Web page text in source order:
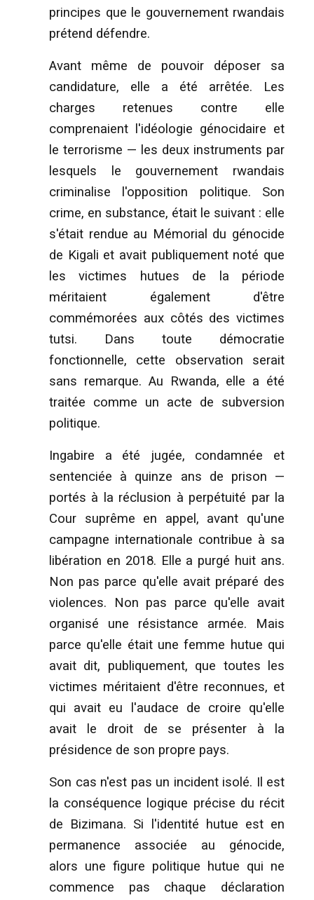
principes que le gouvernement rwandais
prétend défendre.
Avant même de pouvoir déposer sa
candidature, elle a été arrêtée. Les
charges retenues contre elle
comprenaient l'idéologie génocidaire et
le terrorisme — les deux instruments par
lesquels le gouvernement rwandais
criminalise l'opposition politique. Son
crime, en substance, était le suivant : elle
s'était rendue au Mémorial du génocide
de Kigali et avait publiquement noté que
les victimes hutues de la période
méritaient également d'être
commémorées aux côtés des victimes
tutsi. Dans toute démocratie
fonctionnelle, cette observation serait
sans remarque. Au Rwanda, elle a été
traitée comme un acte de subversion
politique.
Ingabire a été jugée, condamnée et
sentenciée à quinze ans de prison —
portés à la réclusion à perpétuité par la
Cour suprême en appel, avant qu'une
campagne internationale contribue à sa
libération en 2018. Elle a purgé huit ans.
Non pas parce qu'elle avait préparé des
violences. Non pas parce qu'elle avait
organisé une résistance armée. Mais
parce qu'elle était une femme hutue qui
avait dit, publiquement, que toutes les
victimes méritaient d'être reconnues, et
qui avait eu l'audace de croire qu'elle
avait le droit de se présenter à la
présidence de son propre pays.
Son cas n'est pas un incident isolé. Il est
la conséquence logique précise du récit
de Bizimana. Si l'identité hutue est en
permanence associée au génocide,
alors une figure politique hutue qui ne
commence pas chaque déclaration